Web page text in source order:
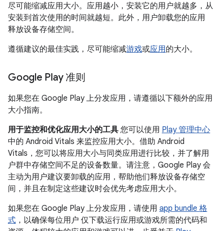
尽可能缩减应用大小。应用越小，安装它的用户就越多，从
安装到首次使用的时间就越短。此外，用户卸载您的应用
释放设备存储空间。
遵循建议的最佳实践，尽可能缩减游戏或应用的大小。
Google Play 准则
如果您在 Google Play 上分发应用，请遵循以下额外的应用
大小指南。
用于监控和优化应用大小的工具 您可以使用 Play 管理中心
中的 Android Vitals 来监控应用大小。借助 Android
Vitals，您可以将应用大小与同类应用进行比较，并了解用
户群中存储空间不足的设备数量。请注意，Google Play 会
主动为用户建议要卸载的应用，帮助他们释放设备存储空
间，并且在制定这些建议时会优先考虑应用大小。
如果您在 Google Play 上分发应用，请使用 app bundle 格
式 ，以确保每位用户 仅下载运行应用或游戏所需的代码和